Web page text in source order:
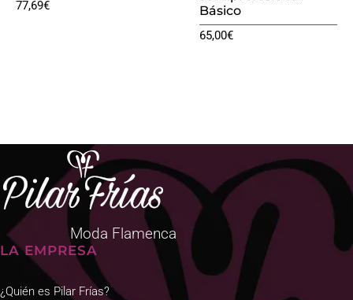
77,69€
Básico
65,00€
Moda Flamenca
LA EMPRESA
¿Quién es Pilar Frías?